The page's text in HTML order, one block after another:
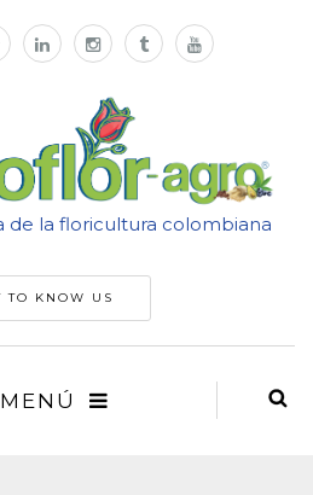
de la floricultura colombiana
TO KNOW US
MENÚ